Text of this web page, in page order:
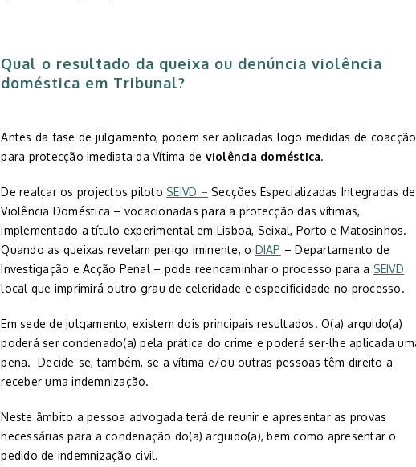
Qual o resultado da queixa ou denúnciaviolência
doméstica em Tribunal?
Antes da fase de julgamento, podem ser aplicadas logo medidas de coacção
para protecção imediata da Vítima de violência doméstica.
De realçar os projectos piloto SEIVD – Secções Especializadas Integradas de
Violência Doméstica – vocacionadas para a protecção das vítimas,
implementado a título experimental em Lisboa, Seixal, Porto e Matosinhos.
Quando as queixas revelam perigo iminente, o DIAP – Departamento de
Investigação e Acção Penal – pode reencaminhar o processo para a SEIVD
local que imprimirá outro grau de celeridade e especificidade no processo.
Em sede de julgamento, existem dois principais resultados. O(a) arguido(a)
poderá ser condenado(a) pela prática do crime e poderá ser-lhe aplicada
pena. Decide-se, também, se a vítima e/ou outras pessoas têm direito a
receber uma indemnização.
Neste âmbito a pessoa advogada terá de reunir e apresentar as provas
necessárias para a condenação do(a) arguido(a), bem como apresentar o
pedido de indemnização civil.